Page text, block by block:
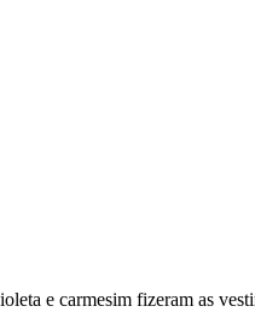
e carmesim fizeram as